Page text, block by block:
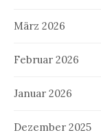
März 2026
Februar 2026
Januar 2026
Dezember 2025